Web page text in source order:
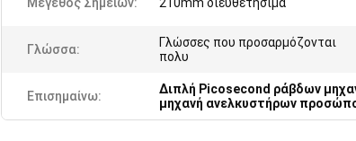
Γλώσσα:
Γλώσσες που προσαρμόζονται
πολυ
Επισημαίνω: Διπλή Picosecond ράβδων
μηχανή ανελκυστήρων